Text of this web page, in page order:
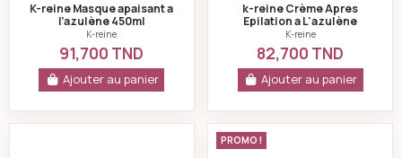
K-reine Masque apaisant a
l’azulène 450ml
K-reine
91,700 TND
Ajouter au panier
k-reine Crème Apres
Epilation a L'azulène
-450ML
K-reine
82,700 TND
Ajouter au panier
k-reine Crème Apres Epilation a L'azulène-150ML
PROMO !